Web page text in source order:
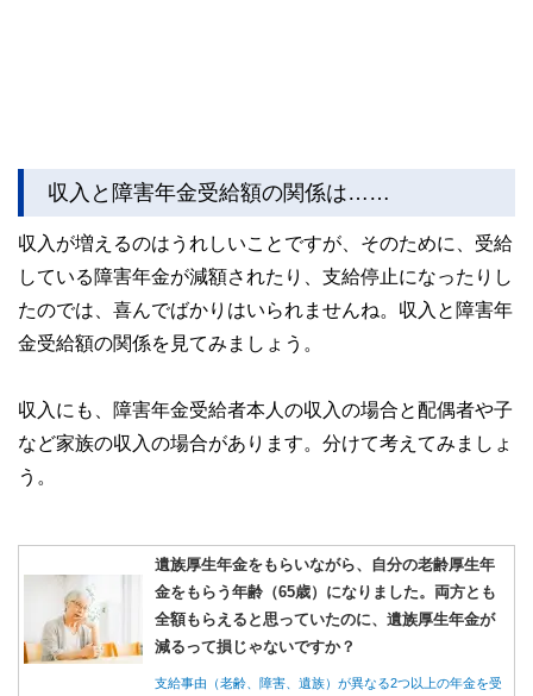
収入と障害年金受給額の関係は……
収入が増えるのはうれしいことですが、そのために、受給
している障害年金が減額されたり、支給停止になったりし
たのでは、喜んでばかりはいられませんね。収入と障害年
金受給額の関係を見てみましょう。
収入にも、障害年金受給者本人の収入の場合と配偶者や子
など家族の収入の場合があります。分けて考えてみましょ
う。
遺族厚生年金をもらいながら、自分の老齢厚生年
金をもらう年齢（65歳）になりました。両方とも
全額もらえると思っていたのに、遺族厚生年金が
減るって損じゃないですか？
支給事由（老齢、障害、遺族）が異なる2つ以上の年金を受